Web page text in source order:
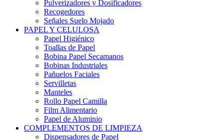
Pulverizadores y Dosificadores
Recogedores
Señales Suelo Mojado
PAPEL Y CELULOSA
Papel Higiénico
Toallas de Papel
Bobina Papel Secamanos
Bobinas Industriales
Pañuelos Faciales
Servilletas
Manteles
Rollo Papel Camilla
Film Alimentario
Papel de Aluminio
COMPLEMENTOS DE LIMPIEZA
Dispensadores de Papel